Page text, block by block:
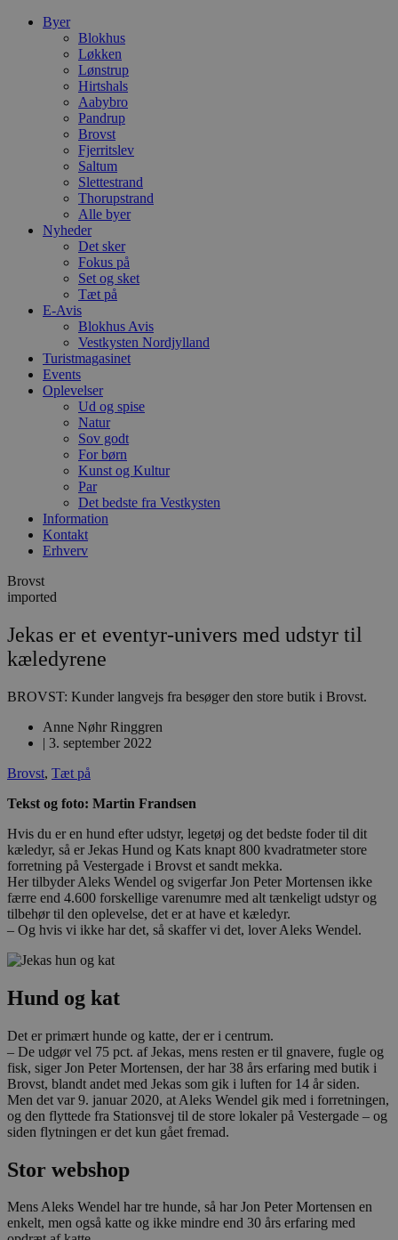
Byer
Blokhus
Løkken
Lønstrup
Hirtshals
Aabybro
Pandrup
Brovst
Fjerritslev
Saltum
Slettestrand
Thorupstrand
Alle byer
Nyheder
Det sker
Fokus på
Set og sket
Tæt på
E-Avis
Blokhus Avis
Vestkysten Nordjylland
Turistmagasinet
Events
Oplevelser
Ud og spise
Natur
Sov godt
For børn
Kunst og Kultur
Par
Det bedste fra Vestkysten
Information
Kontakt
Erhverv
Brovst
imported
Jekas er et eventyr-univers med udstyr til
kæledyrene
BROVST: Kunder langvejs fra besøger den store butik i Brovst.
Anne Nøhr Ringgren
| 3. september 2022
Brovst, Tæt på
Tekst og foto: Martin Frandsen
Hvis du er en hund efter udstyr, legetøj og det bedste foder til dit
kæledyr, så er Jekas Hund og Kats knapt 800 kvadratmeter store
forretning på Vestergade i Brovst et sandt mekka.
Her tilbyder Aleks Wendel og svigerfar Jon Peter Mortensen ikke
færre end 4.600 forskellige varenumre med alt tænkeligt udstyr og
tilbehør til den oplevelse, det er at have et kæledyr.
– Og hvis vi ikke har det, så skaffer vi det, lover Aleks Wendel.
Hund og kat
Det er primært hunde og katte, der er i centrum.
– De udgør vel 75 pct. af Jekas, mens resten er til gnavere, fugle og
fisk, siger Jon Peter Mortensen, der har 38 års erfaring med butik i
Brovst, blandt andet med Jekas som gik i luften for 14 år siden.
Men det var 9. januar 2020, at Aleks Wendel gik med i forretningen,
og den flyttede fra Stationsvej til de store lokaler på Vestergade – og
siden flytningen er det kun gået fremad.
Stor webshop
Mens Aleks Wendel har tre hunde, så har Jon Peter Mortensen en
enkelt, men også katte og ikke mindre end 30 års erfaring med